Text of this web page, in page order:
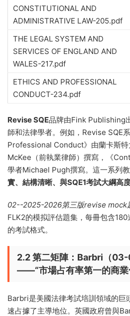
CONSTITUTIONAL AND
ADMINISTRATIVE LAW-205.pdf
THE LEGAL SYSTEM AND
SERVICES OF ENGLAND AND
WALES-217.pdf
ETHICS AND PROFESSIONAL
CONDUCT-234.pdf
Revise SQE品牌由Fink Publishing
師和法律學者。例如，Revise SQE
Professional Conduct》由蘭卡斯
McKee（前執業律師）撰寫，《
學者Michael Pugh撰寫。這一系列教
實、結構清晰、與SQE1考試大綱高
02--2025-2026第三版revise mock
FLK2的模拟評估題集，每冊包含180
的考試格式。
2.2 第二矩陣：Barbri（03-
——“市場占有率第一的商業
Barbri是美國法律考試培訓領域的巨
速占據了主導地位。英國政府曾與